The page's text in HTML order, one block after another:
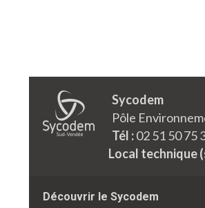
Sycodem
Pôle
Tél :02 51 50 75
Local technique
Découvrir le Sycodem